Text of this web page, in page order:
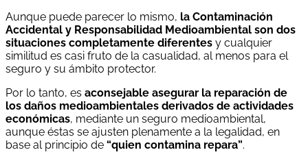
Aunque puede parecer lo mismo, la Contaminación
Accidental y Responsabilidad Medioambiental son dos
situaciones completamente diferentes y cualquier
similitud es casi fruto de la casualidad, al menos para el
seguro y su ámbito protector.
Por lo tanto, es aconsejable asegurar la reparación de
los daños medioambientales derivados de actividades
económicas, mediante un seguro medioambiental,
aunque éstas se ajusten plenamente a la legalidad, en
base al principio de “quien contamina repara”.